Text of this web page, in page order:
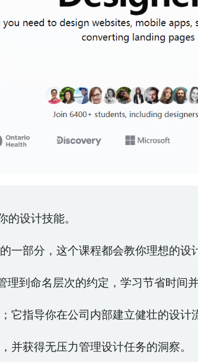
的设计技能。
一部分，这个课程都会教你理想的设
理到命名层次的约定，学习节省时间
它指导你在公司内部建立健壮的设计
并获得无压力管理设计任务的洞察。